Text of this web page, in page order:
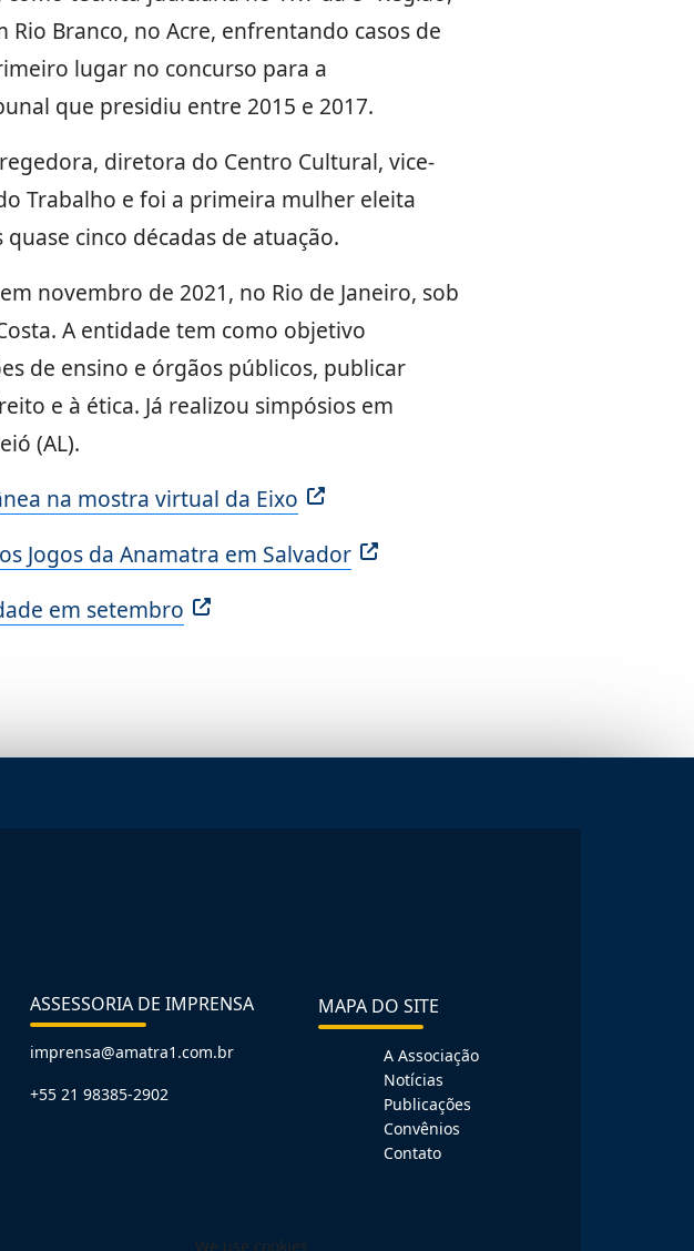
Branco, no Acre, enfrentando casos de
lugar no concurso para a
que presidiu entre 2015 e 2017.
diretora do Centro Cultural, vice-
Trabalho e foi a primeira mulher eleita
cinco décadas de atuação.
novembro de 2021, no Rio de Janeiro, sob
A entidade tem como objetivo
de ensino e órgãos públicos, publicar
e à ética. Já realizou simpósios em
(AL).
na mostra virtual da Eixo
Jogos da Anamatra em Salvador
em setembro
ASSESSORIA DE IMPRENSA
imprensa@amatra1.com.br
+55 21 98385-2902
MAPA DO SITE
A Associação
Notícias
Publicações
Convênios
Contato
We use cookies